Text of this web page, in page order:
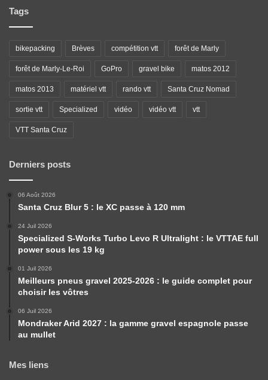
Tags
bikepacking Brèves compétition vtt forêt de Marly
forêt de Marly-Le-Roi GoPro gravel bike matos 2012
matos 2013 matériel vtt rando vtt Santa Cruz Nomad
sortie vtt Specialized vidéo vidéo vtt vtt
VTT Santa Cruz
Derniers posts
06 Août 2026
Santa Cruz Blur 5 : le XC passe à 120 mm
24 Juil 2026
Specialized S-Works Turbo Levo R Ultralight : le VTTAE full
power sous les 19 kg
01 Juil 2026
Meilleurs pneus gravel 2025-2026 : le guide complet pour
choisir les vôtres
06 Juil 2026
Mondraker Arid 2027 : la gamme gravel espagnole passe
au mullet
Mes liens